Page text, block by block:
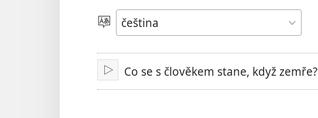
video
Vyberte
jazyk
Přehrát
Co se s člověkem stane, když zemře?